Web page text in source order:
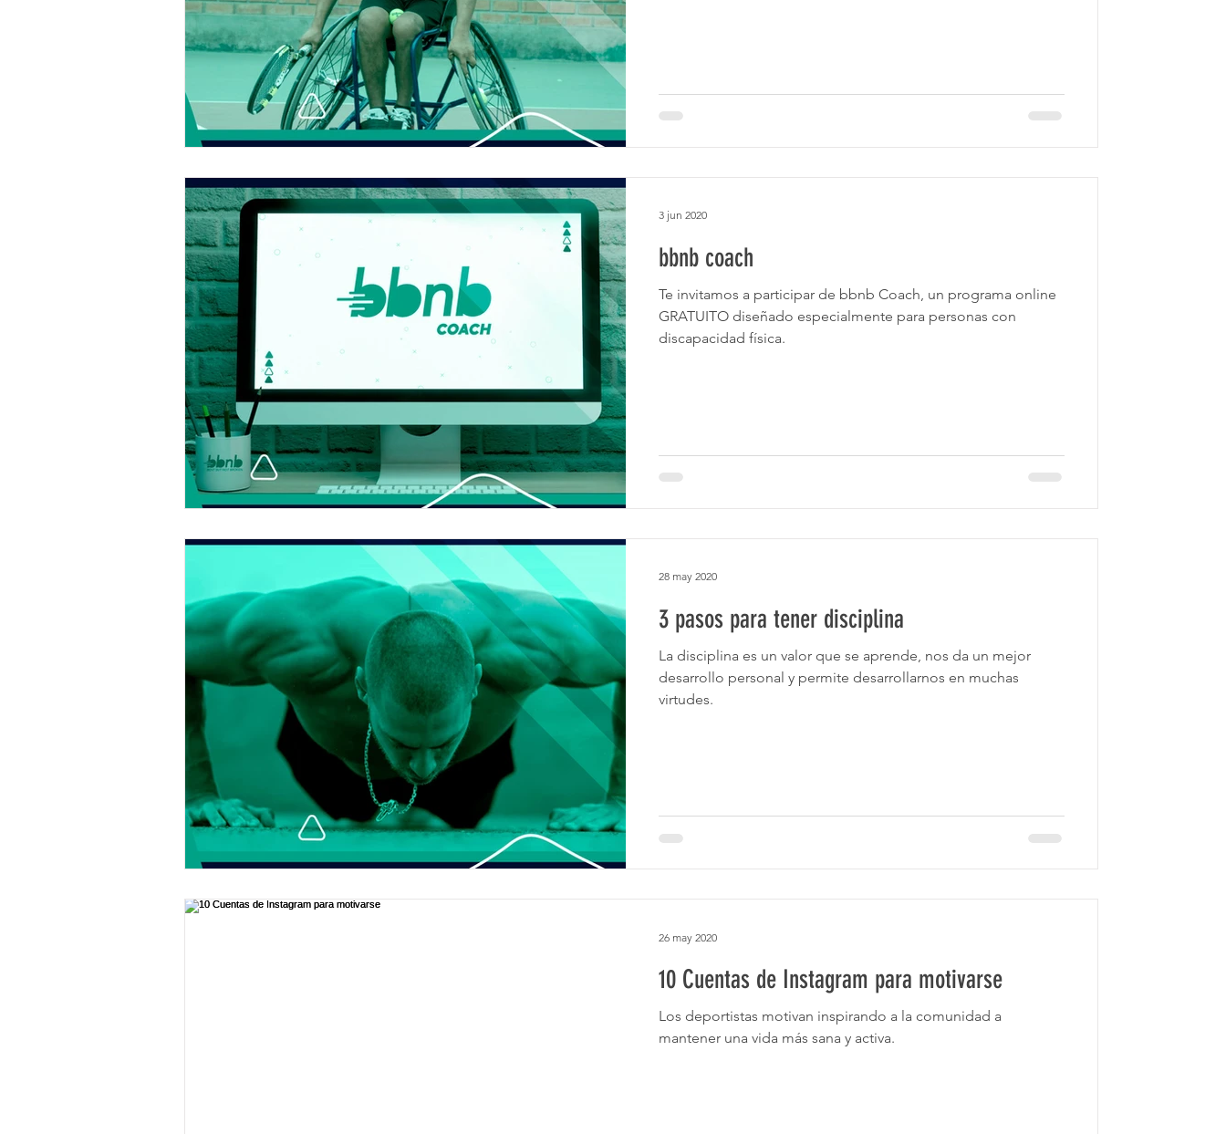
bbnb coach
Te invitamos a participar de bbnb Coach, un programa online
GRATUITO diseñado especialmente para personas con
discapacidad física.
3 jun 2020
3 pasos para tener disciplina
La disciplina es un valor que se aprende, nos da un mejor
desarrollo personal y permite desarrollarnos en muchas
virtudes.
28 may 2020
10 Cuentas de Instagram para motivarse
Los deportistas motivan inspirando a la comunidad a
mantener una vida más sana y activa.
26 may 2020